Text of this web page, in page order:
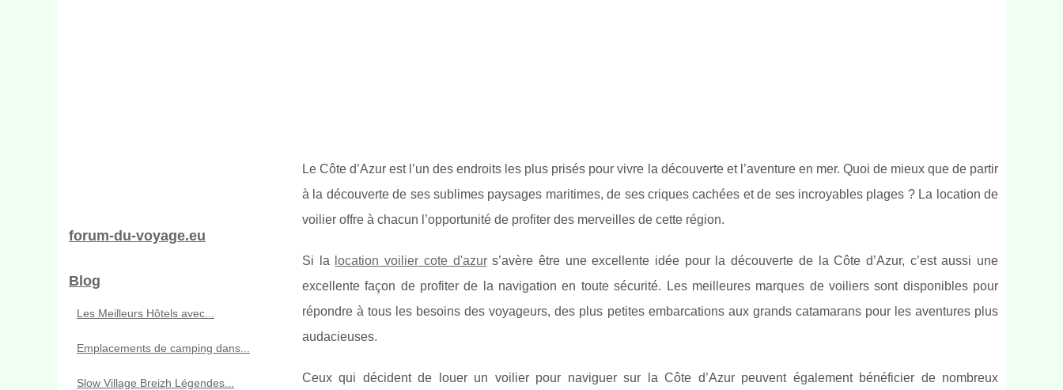
Le Côte d’Azur est l’un des endroits les plus prisés pour vivre la découverte et l’aventure en mer. Quoi de mieux que de partir
à la découverte de ses sublimes paysages maritimes, de ses criques cachées et de ses incroyables plages ? La location de
voilier offre à chacun l’opportunité de profiter des merveilles de cette région.
Si la location voilier cote d'azurs’avère être une excellente idée pour la découverte de la Côte d’Azur, c’est aussi une
excellente façon de profiter de la navigation en toute sécurité. Les meilleures marques de voiliers sont disponibles pour
répondre à tous les besoins des voyageurs, des plus petites embarcations aux grands catamarans pour les aventures plus
audacieuses.
Ceux qui décident de louer un voilier pour naviguer sur la Côte d’Azur peuvent également bénéficier de nombreux
forum-du-voyage.eu
Blog
Les Meilleurs Hôtels avec...
Emplacements de camping dans...
Slow Village Breizh Légendes...